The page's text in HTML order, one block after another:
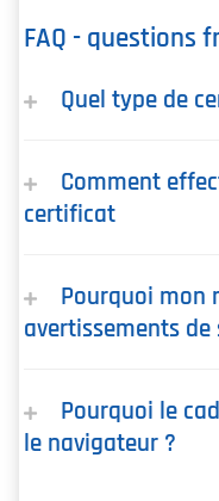
FAQ - questions
Quel type de
Comment
certificat
Pourquoi mon
avertissements de
Pourquoi le
le navigateur ?